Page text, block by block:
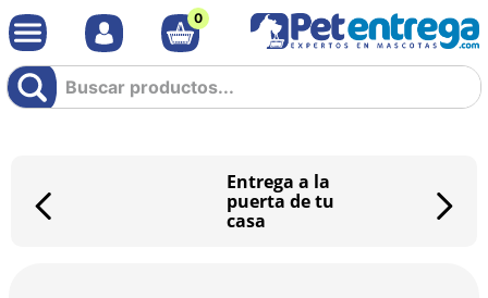
0
Buscar productos...
Entrega a la
puerta de tu
casa